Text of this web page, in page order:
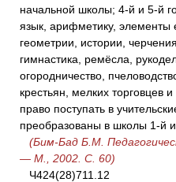
начальной школы; 4-й и 5-й
язык, арифметику, элементы
геометрии, истории,
гимнастика, ремёсла,
огородничество,
крестьян, мелких торговцев
право поступать в
преобразованы в школы 1-й и
(Бим-Бад Б.М.
— М., 2002. С. 60)
Ч424(28)711.12